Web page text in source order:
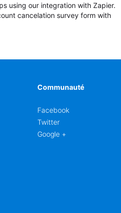
using our integration with Zapier.
cancelation survey form with
Communauté
Facebook
Twitter
Google +